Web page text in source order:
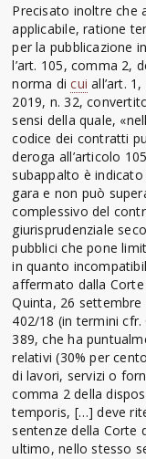
Precisato inoltre che
applicabile, ratione
per la pubblicazione
l’art. 105, comma 2,
norma dicui all’art.
2019, n. 32,
sensi della quale,
codice dei contratti
deroga all’articolo
subappalto è
gara e non può
complessivo del
giurisprudenziale
pubblici che pone
in quanto
affermato dalla Corte
Quinta, 26 settembre
402/18 (in termini cfr.
389, che ha
relativi (30% per
di lavori, servizi o
comma 2 della
temporis, […] deve
sentenze della Corte
ultimo, nello stesso